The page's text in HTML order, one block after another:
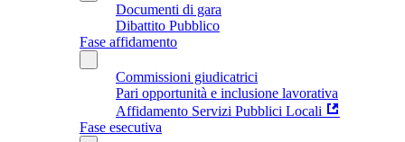
Documenti di gara
Dibattito Pubblico
Fase affidamento
Commissioni giudicatrici
Pari opportunità e inclusione lavorativa
Affidamento Servizi Pubblici Locali
Fase esecutiva